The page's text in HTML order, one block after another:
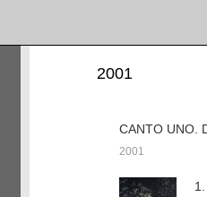
2001
CANTO UNO.
2001